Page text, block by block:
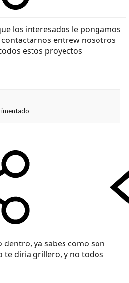
los interesados le pongamos
entrew nosotros
estos proyectos
dentro, ya sabes como son
te diria grillero, y no todos